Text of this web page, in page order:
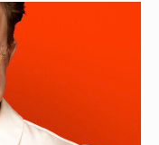
wet- en
sector en de […]